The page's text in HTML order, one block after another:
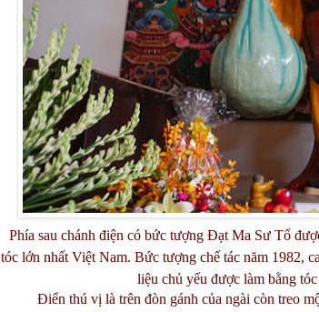
Phía sau chánh điện có bức tượng Đạt Ma Sư Tổ
tóc lớn nhất Việt Nam. Bức tượng chế tác năm 1982,
liệu chủ yếu được làm bằng
Điển thú vị là trên đòn gánh của ngài còn treo